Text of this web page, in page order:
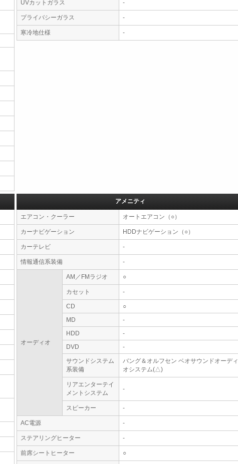
UVカットガラス -
プライバシーガラス -
寒冷地仕様 -
アメニティ
エアコン・クーラー オートエアコン（○）
カーナビゲーション HDDナビゲーション（○）
カーテレビ -
情報通信系装備 -
オーディオ
AM／FMラジオ ○
カセット -
CD
○
MD
-
HDD
-
DVD
-
サウンドシステム
系装備
バング＆オルフセン ベオサウンドオーディ
オシステム(△)
リアエンターテイ
メントシステム
-
スピーカー -
AC電源 -
ステアリングヒーター -
前席シートヒーター ○